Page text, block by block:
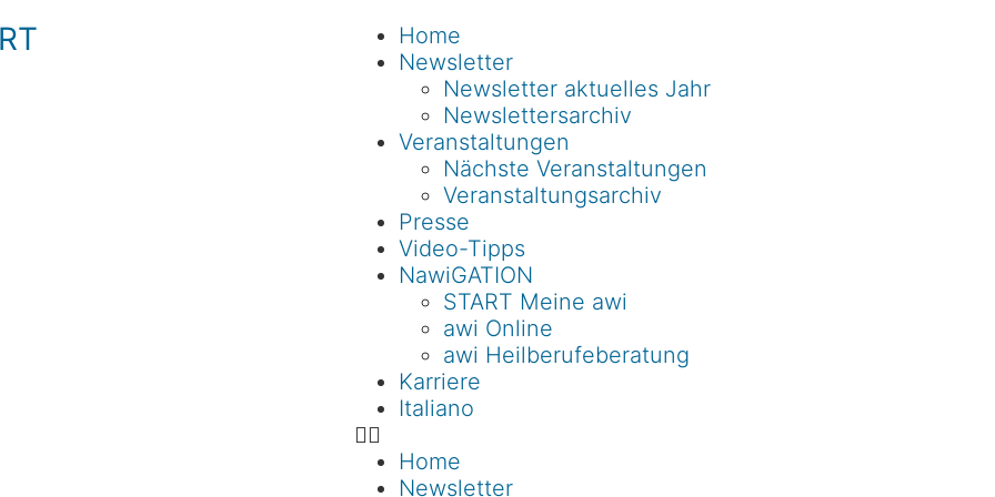
Home
Newsletter
Newsletter aktuelles Jahr
Newslettersarchiv
Veranstaltungen
Nächste Veranstaltungen
Veranstaltungsarchiv
Presse
Video-Tipps
NawiGATION
START Meine awi
awi Online
awi Heilberufeberatung
Karriere
Italiano
Home
Newsletter